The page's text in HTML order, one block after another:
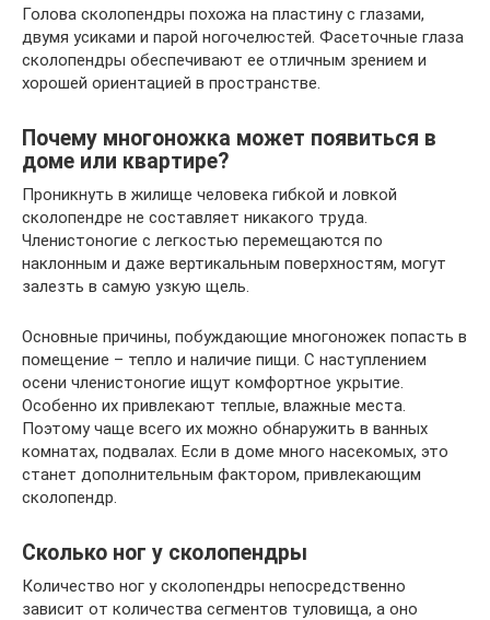
Голова сколопендры похожа на пластину с глазами,
двумя усиками и парой ногочелюстей. Фасеточные глаза
сколопендры обеспечивают ее отличным зрением и
хорошей ориентацией в пространстве.
Почему многоножка может появиться в
доме или квартире?
Проникнуть в жилище человека гибкой и ловкой
сколопендре не составляет никакого труда.
Членистоногие с легкостью перемещаются по
наклонным и даже вертикальным поверхностям, могут
залезть в самую узкую щель.
Основные причины, побуждающие многоножек попасть в
помещение – тепло и наличие пищи. С наступлением
осени членистоногие ищут комфортное укрытие.
Особенно их привлекают теплые, влажные места.
Поэтому чаще всего их можно обнаружить в ванных
комнатах, подвалах. Если в доме много насекомых, это
станет дополнительным фактором, привлекающим
сколопендр.
Сколько ног у сколопендры
Количество ног у сколопендры непосредственно
зависит от количества сегментов туловища, а оно